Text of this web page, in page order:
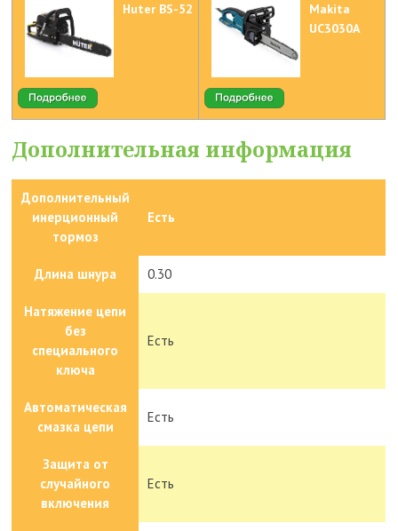
Huter BS-52
Makita
UC3030A
Дополнительная информация
Дополнительный
инерционный
тормоз
Есть
Длина шнура 0.30
Натяжение цепи
без
специального
ключа
Есть
Автоматическая
смазка цепи
Есть
Защита от
случайного
включения
Есть